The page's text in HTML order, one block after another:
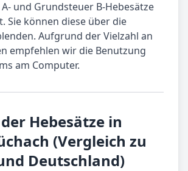
und Grundsteuer B-Hebesätze
Sie können diese über die
Aufgrund der Vielzahl an
empfehlen wir die Benutzung
am Computer.
Hebesätze in
(Vergleich zu
Deutschland)